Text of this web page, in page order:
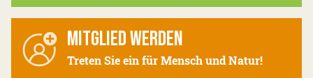
MITGLIED WERDEN
Treten Sie ein für Mensch und Natur!